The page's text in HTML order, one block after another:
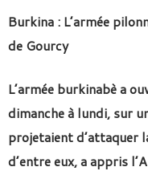
Burkina : L’armée
de Gourcy
L’armée burkinabè a
dimanche à lundi, sur
projetaient d’attaquer
d’entre eux, a appris